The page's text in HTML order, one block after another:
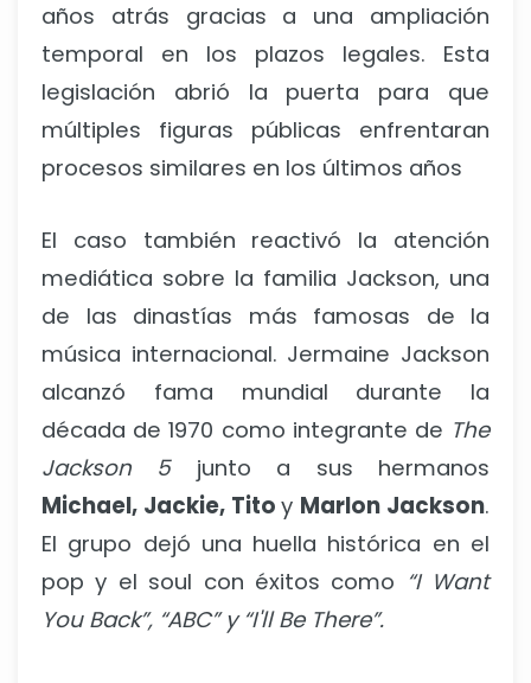
años atrás gracias a una ampliación
temporal en los plazos legales. Esta
legislación abrió la puerta para que
múltiples figuras públicas enfrentaran
procesos similares en los últimos años
El caso también reactivó la atención
mediática sobre la familia Jackson, una
de las dinastías más famosas de la
música internacional. Jermaine Jackson
alcanzó fama mundial durante la
década de 1970 como integrante de The
Jackson 5 junto a sus hermanos
Michael, Jackie, Titoy Marlon Jackson.
El grupo dejó una huella histórica en el
pop y el soul con éxitos como “I Want
You Back”, “ABC” y “I'll Be There”.